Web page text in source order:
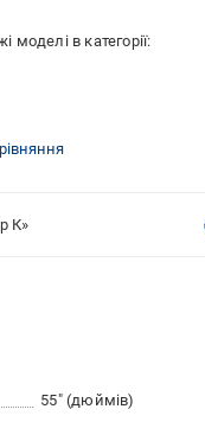
моделі в категорії:
К»
55″ (дюймів)